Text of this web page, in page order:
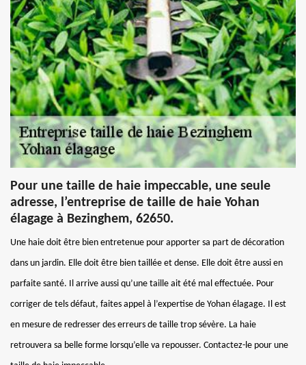
Pour une taille de haie impeccable, une seule
adresse, l’entreprise de taille de haie Yohan
élagage à Bezinghem, 62650.
Une haie doit être bien entretenue pour apporter sa part de décoration
dans un jardin. Elle doit être bien taillée et dense. Elle doit être aussi en
parfaite santé. Il arrive aussi qu’une taille ait été mal effectuée. Pour
corriger de tels défaut, faites appel à l’expertise de Yohan élagage. Il est
en mesure de redresser des erreurs de taille trop sévère. La haie
retrouvera sa belle forme lorsqu’elle va repousser. Contactez-le pour une